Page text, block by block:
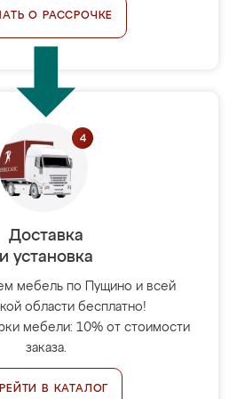
О РАССРОЧКЕ
Доставка
и установка
мебель по Пущино и всей
области бесплатно!
мебели: 10% от стоимости
заказа.
В КАТАЛОГ